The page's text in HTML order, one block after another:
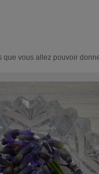
vous allez pouvoir